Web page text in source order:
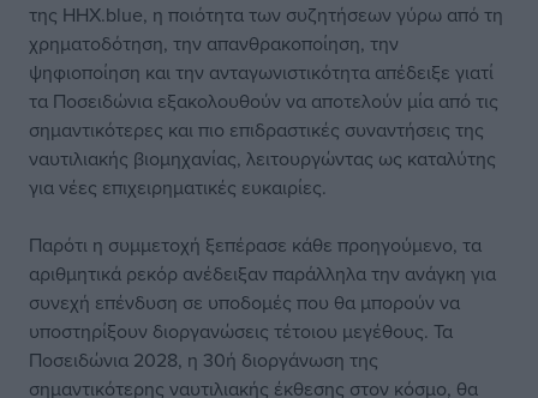
της HHX.blue, η ποιότητα των συζητήσεων γύρω από τη
χρηματοδότηση, την απανθρακοποίηση, την
ψηφιοποίηση και την ανταγωνιστικότητα απέδειξε γιατί
τα Ποσειδώνια εξακολουθούν να αποτελούν μία από τις
σημαντικότερες και πιο επιδραστικές συναντήσεις της
ναυτιλιακής βιομηχανίας, λειτουργώντας ως καταλύτης
για νέες επιχειρηματικές ευκαιρίες.
Παρότι η συμμετοχή ξεπέρασε κάθε προηγούμενο, τα
αριθμητικά ρεκόρ ανέδειξαν παράλληλα την ανάγκη για
συνεχή επένδυση σε υποδομές που θα μπορούν να
υποστηρίξουν διοργανώσεις τέτοιου μεγέθους. Τα
Ποσειδώνια 2028, η 30ή διοργάνωση της
σημαντικότερης ναυτιλιακής έκθεσης στον κόσμο, θα